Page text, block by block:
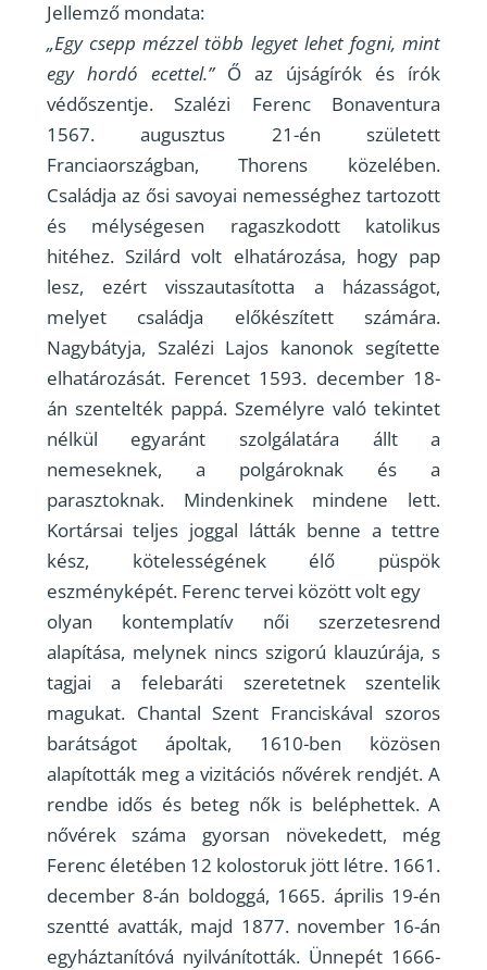
Jellemző mondata:
„Egy csepp mézzel több legyet lehet fogni, mint
egy hordó ecettel.”Ő az újságírók és írók
védőszentje. Szalézi Ferenc Bonaventura
1567. augusztus 21-én született
Franciaországban, Thorens közelében.
Családja az ősi savoyai nemességhez tartozott
és mélységesen ragaszkodott katolikus
hitéhez. Szilárd volt elhatározása, hogy pap
lesz, ezért visszautasította a házasságot,
melyet családja előkészített számára.
Nagybátyja, Szalézi Lajos kanonok segítette
elhatározását. Ferencet 1593. december 18-
án szentelték pappá. Személyre való tekintet
nélkül egyaránt szolgálatára állt a
nemeseknek, a polgároknak és a
parasztoknak. Mindenkinek mindene lett.
Kortársai teljes joggal látták benne a tettre
kész, kötelességének élő püspök
eszményképét. Ferenc tervei között volt egy
olyan kontemplatív női szerzetesrend
alapítása, melynek nincs szigorú klauzúrája, s
tagjai a felebaráti szeretetnek szentelik
magukat. Chantal Szent Franciskával szoros
barátságot ápoltak, 1610-ben közösen
alapították meg a vizitációs nővérek rendjét. A
rendbe idős és beteg nők is beléphettek. A
nővérek száma gyorsan növekedett, még
Ferenc életében 12 kolostoruk jött létre. 1661.
december 8-án boldoggá, 1665. április 19-én
szentté avatták, majd 1877. november 16-án
egyháztanítóvá nyilvánították. Ünnepét 1666-